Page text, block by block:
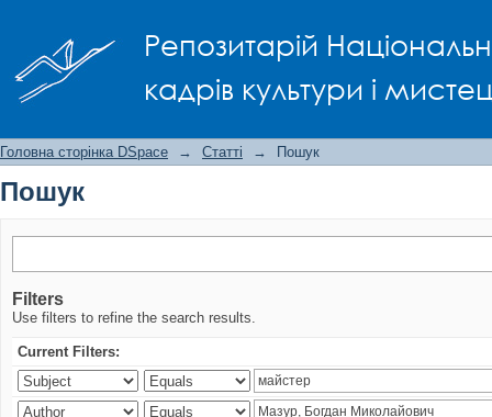
Репозитарій
кадрів культури і
Головна сторінка DSpace → Статті → Пошук
Пошук
Filters
Use filters to refine the search results.
Current Filters: